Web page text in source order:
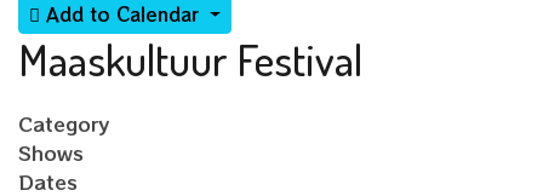
Add to Calendar
Maaskultuur Festival
Category
Shows
Dates